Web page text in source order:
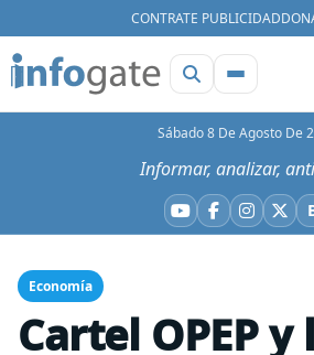
CONTRATE PUBLICIDAD
Sábado 8 De Agosto De
Informar, analizar,
YouTube
Facebook
X
Economía
Cartel OPEP